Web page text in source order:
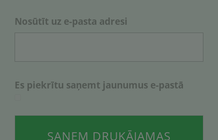
Nosūtīt uz e-pasta adresi
Es piekrītu saņemt jaunumus е-pastā
SAŅEM DRUKĀJAMAS